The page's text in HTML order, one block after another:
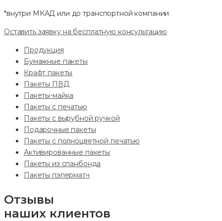
*внутри МКАД или до транспортной компании
Оставить заявку на бесплатную консультацию
Продукция
Бумажные пакеты
Крафт пакеты
Пакеты ПВД
Пакеты-майка
Пакеты с печатью
Пакеты с вырубной ручкой
Подарочные пакеты
Пакеты с полноцветной печатью
Активированные пакеты
Пакеты из спанбонда
Пакеты пэперматч
Отзывы
наших клиентов